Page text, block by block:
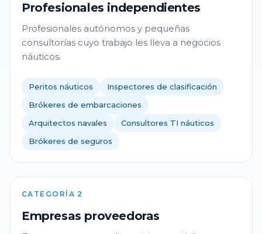
Profesionales independientes
Profesionales autónomos y pequeñas
consultorías cuyo trabajo les lleva a negocios
náuticos.
Peritos náuticos
Inspectores de clasificación
Brókeres de embarcaciones
Arquitectos navales
Consultores TI náuticos
Brókeres de seguros
CATEGORÍA 2
Empresas proveedoras